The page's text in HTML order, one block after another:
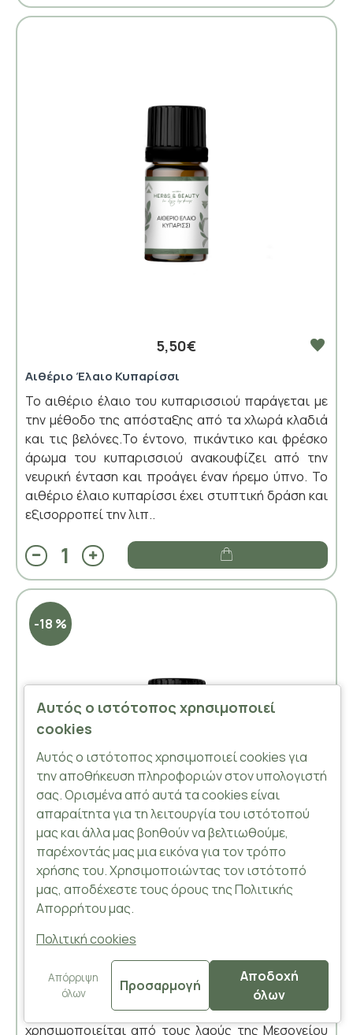
5,50€
Αιθέριο Έλαιο Κυπαρίσσι
Το αιθέριο έλαιο του κυπαρισσιού παράγεται με
την μέθοδο της απόσταξης από τα χλωρά κλαδιά
και τις βελόνες.Το έντονο, πικάντικο και φρέσκο
άρωμα του κυπαρισσιού ανακουφίζει από την
νευρική ένταση και προάγει έναν ήρεμο ύπνο. Το
αιθέριο έλαιο κυπαρίσσι έχει στυπτική δράση και
εξισορροπεί την λιπ..
-18 %
Αιθέριο Έλαιο Λεβάντα
Συμβολίζει την ζωή και τον θάνατο, την αγάπη και
τον έρωτα, τη στοργή και την αγνότητα, τη
μακροζωία και την αφοσίωση.Η λεβάντα
χρησιμοποιείται από τους λαούς της Μεσογείου
Αυτός ο ιστότοπος χρησιμοποιεί
cookies
Αυτός ο ιστότοπος χρησιμοποιεί cookies για
την αποθήκευση πληροφοριών στον υπολογιστή
σας. Ορισμένα από αυτά τα cookies είναι
απαραίτητα για τη λειτουργία του ιστότοπού
μας και άλλα μας βοηθούν να βελτιωθούμε,
παρέχοντάς μας μια εικόνα για τον τρόπο
χρήσης του. Χρησιμοποιώντας τον ιστότοπό
μας, αποδέχεστε τους όρους της Πολιτικής
Απορρήτου μας.
Πολιτική cookies
Απόρριψη
όλων
Προσαρμογή
Αποδοχή
όλων